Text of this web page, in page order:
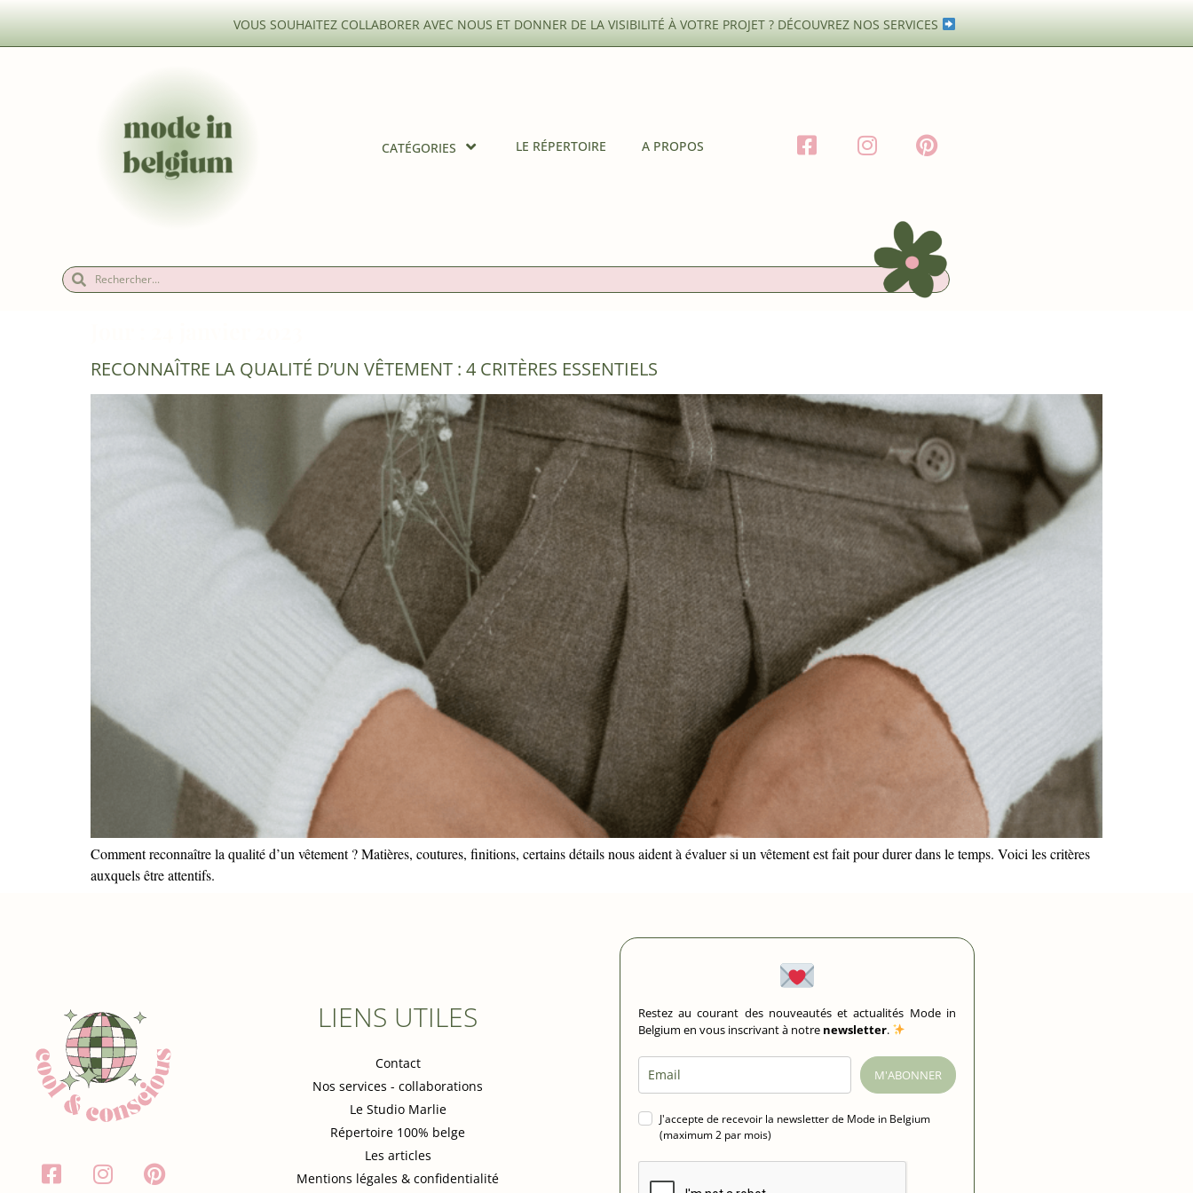
VOUS SOUHAITEZ COLLABORER AVEC NOUS ET DONNER DE LA VISIBILITÉ À VOTRE PROJET ? DÉCOUVREZ NOS SERVICES
CATÉGORIES LE RÉPERTOIRE A PROPOS
RECONNAÎTRE LA QUALITÉ D’UN VÊTEMENT : 4 CRITÈRES ESSENTIELS
Comment reconnaître la qualité d’un vêtement ? Matières, coutures, finitions, certains détails nous aident à évaluer si un vêtement est fait pour durer dans le temps. Voici les critères
auxquels être attentifs.
LIENS UTILES
Contact
Nos services - collaborations
Le Studio Marlie
Répertoire 100% belge
Les articles
Mentions légales & confidentialité
Restez au courant des nouveautés et actualités Mode in
Belgium en vous inscrivant à notre newsletter.
M'ABONNER
J'accepte de recevoir la newsletter de Mode in Belgium
(maximum 2 par mois)